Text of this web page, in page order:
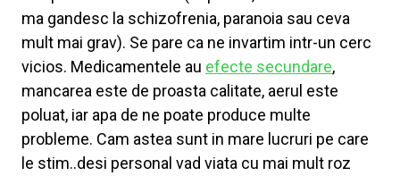
ma gandesc la schizofrenia, paranoia sau ceva
mult mai grav). Se pare ca ne invartim intr-un cerc
vicios. Medicamentele au efecte secundare,
mancarea este de proasta calitate, aerul este
poluat, iar apa de ne poate produce multe
probleme. Cam astea sunt in mare lucruri pe care
le stim..desi personal vad viata cu mai mult roz